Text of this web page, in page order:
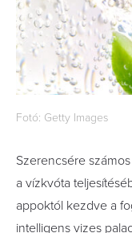
Fotó: Getty Images
Szerencsére
a vízkvóta
appoktól kezdve a
intelligens vizes